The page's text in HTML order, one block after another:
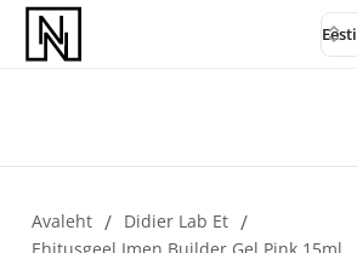
Eesti
Avaleht / Didier Lab Et /